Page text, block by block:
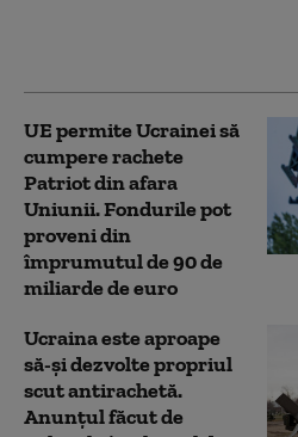
UE permite Ucrainei să
cumpere rachete
Patriot din afara
Uniunii. Fondurile pot
proveni din
împrumutul de 90 de
miliarde de euro
Ucraina este aproape
să-și dezvolte propriul
scut antirachetă.
Anunțul făcut de